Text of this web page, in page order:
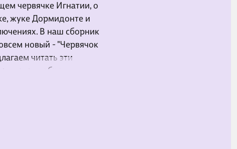
червячке Игнатии, о
жуке Дормидонте и
В наш сборник
новый - "Червячок
читать эти
доброму миру
канве книги, ее